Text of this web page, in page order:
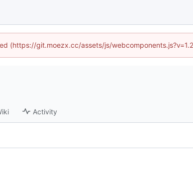
(https://git.moezx.cc/assets/js/
Activity